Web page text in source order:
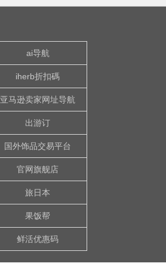
ai导航
iherb折扣碼
亚马逊卖家网址导航
出游订
国外饰品交易平台
官网旗舰店
旅日本
果饭帮
鲜活优惠码